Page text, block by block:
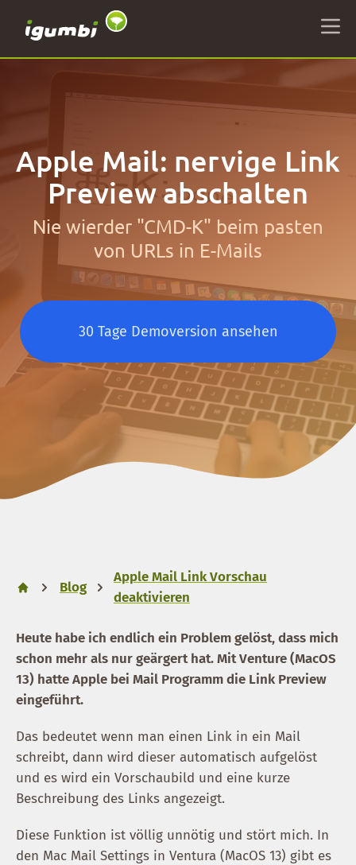
Apple Mail: nervige Link
Preview abschalten
Nie wierder "CMD-K" beim pasten
von URLs in E-Mails
30 Tage Demoversion ansehen
Blog
Apple Mail Link Vorschau
deaktivieren
Heute habe ich endlich ein Problem gelöst, dass mich
schon mehr als nur geärgert hat. Mit Venture (MacOS
13) hatte Apple bei Mail Programm die Link Preview
eingeführt.
Das bedeutet wenn man einen Link in ein Mail
schreibt, dann wird dieser automatisch aufgelöst
und es wird ein Vorschaubild und eine kurze
Beschreibung des Links angezeigt.
Diese Funktion ist völlig unnötig und stört mich. In
den Mac Mail Settings in Ventura (MacOS 13) gibt es